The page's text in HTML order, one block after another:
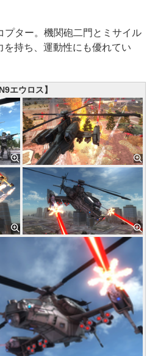
ター。機関砲二門とミサイル
を持ち、運動性にも優れてい
N9エウロス】